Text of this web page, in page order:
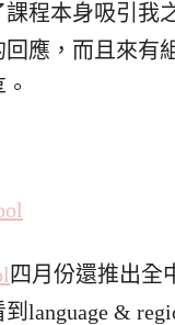
課程本身吸引我
回應，而且來有
四月份還推出全
language &